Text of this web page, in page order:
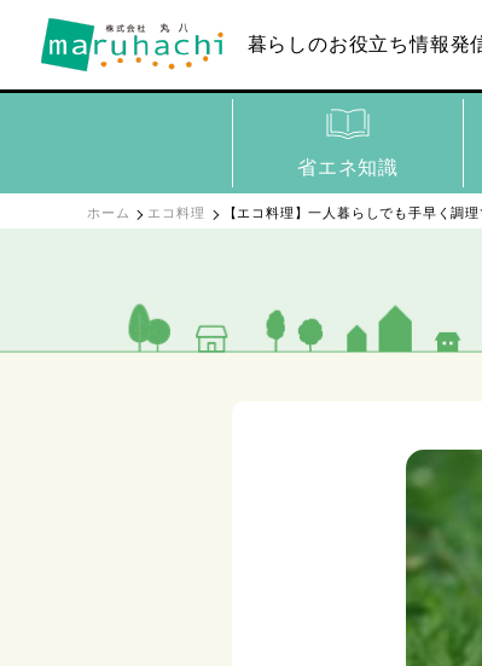
暮らしのお役立ち情報発
省エネ知識
ホーム エコ料理 【エコ料理】一人暮らしでも手早く調